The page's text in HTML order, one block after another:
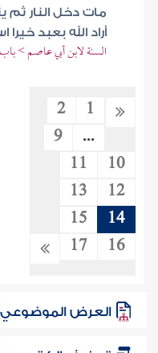
مات دخل النار ثم
أراد الله بعبد
السنة لابن أبي عاصم > باب
1
2
...
9
10
11
12
13
14
15
16
17
العرض الموضوعي